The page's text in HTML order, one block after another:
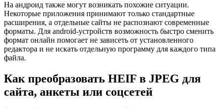
На андроид также могут возникать похожие ситуации.
Некоторые приложения принимают только стандартные
расширения, а отдельные сайты не распознают современные
форматы. Для android-устройств возможность быстро сменить
формат онлайн помогает не зависеть от установленного
редактора и не искать отдельную программу для каждого типа
файла.
Как преобразовать HEIF в JPEG для
сайта, анкеты или соцсетей